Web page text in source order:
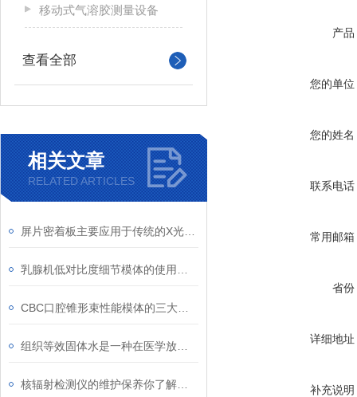
移动式气溶胶测量设备
查看全部
相关文章
RELATED ARTICLES
产品
您的单位
您的姓名
联系电话
常用邮箱
省份
详细地址
补充说明